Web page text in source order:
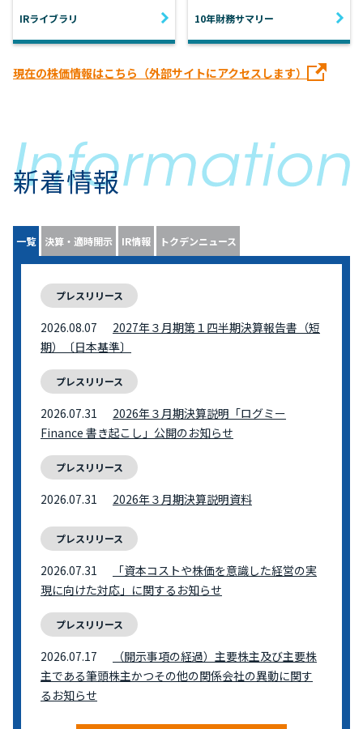
IRライブラリ 10年財務サマリー
現在の株価情報はこちら（外部サイトにアクセスします）
新着情報
一覧 決算・適時開示 IR情報 トクデンニュース
プレスリリース
2026.08.07
2027年３月期第１四半期決算報告書（短
期）〔日本基準〕
プレスリリース
2026.07.31
2026年３月期決算説明「ログミー
Finance 書き起こし」公開のお知らせ
プレスリリース
2026.07.31 2026年３月期決算説明資料
プレスリリース
2026.07.31
「資本コストや株価を意識した経営の実
現に向けた対応」に関するお知らせ
プレスリリース
2026.07.17
（開示事項の経過）主要株主及び主要株
主である筆頭株主かつその他の関係会社の異動に関す
るお知らせ